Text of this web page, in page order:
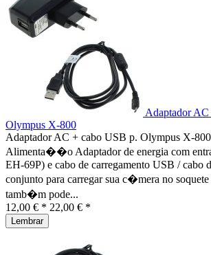
Adaptador
Olympus X-800
Adaptador AC + cabo USB p. Olympus X-
Alimenta��o Adaptador de energia com
EH-69P) e cabo de carregamento USB / cabo
conjunto para carregar sua c�mera no
tamb�m pode...
12,00 € * 22,00 € *
Lembrar